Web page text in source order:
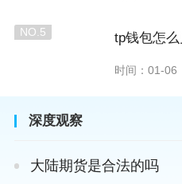
NO.5 tp钱包怎
时间：01-06
深度观察
大陆期货是合法的吗